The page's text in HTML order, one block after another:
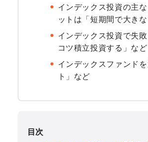
インデックス投資の主
ットは「短期間で大き
インデックス投資で失
コツ積立投資する」など
インデックスファンド
ト」など
目次